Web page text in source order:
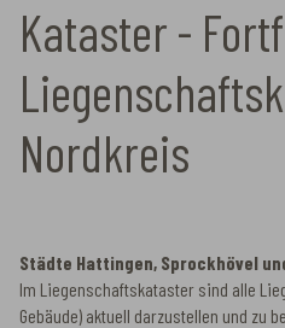
Kataster -
Nordkreis
Städte Hattingen, Sprockhövel
Im Liegenschaftskataster sind alle
Gebäude) aktuell darzustellen und zu